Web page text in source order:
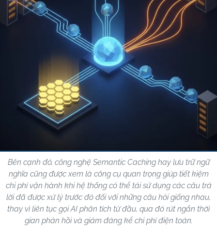
Bên cạnh đó, công nghệ Semantic Caching hay lưu trữ ngữ
nghĩa cũng được xem là công cụ quan trọng giúp tiết kiệm
chi phí vận hành khi hệ thống có thể tái sử dụng các câu trả
lời đã được xử lý trước đó đối với những câu hỏi giống nhau,
thay vì liên tục gọi AI phân tích từ đầu, qua đó rút ngắn thời
gian phản hồi và giảm đáng kể chi phí điện toán.